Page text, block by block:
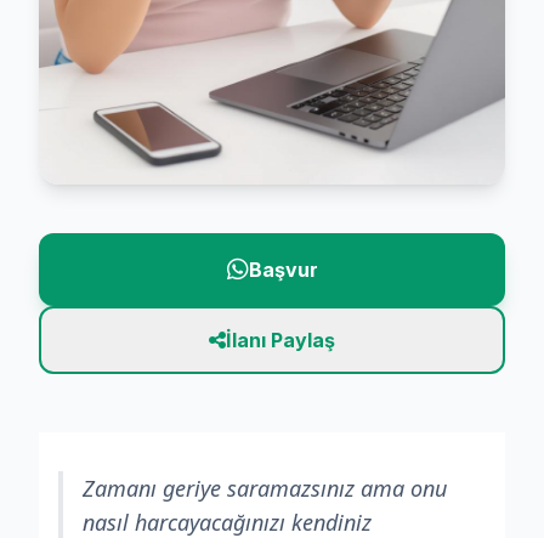
Başvur
İlanı Paylaş
Zamanı geriye saramazsınız ama onu
nasıl harcayacağınızı kendiniz